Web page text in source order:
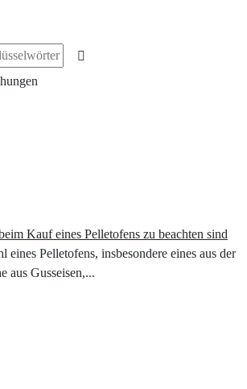
Kauf eines Pelletofens zu beachten sind
eines Pelletofens, insbesondere eines aus der
aus Gusseisen,...